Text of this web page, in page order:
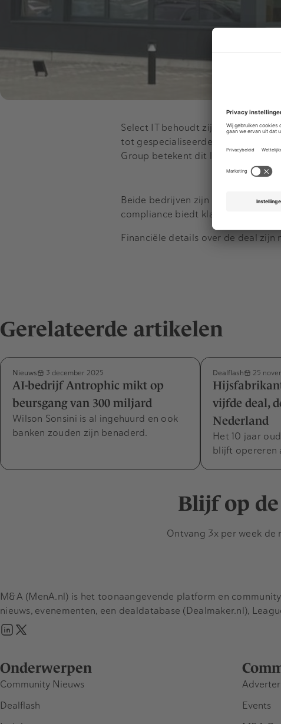
Select IT behoudt zijn naam,
tot gespecialiseerde diensten van
Group betekent dit landelijke
Beide bedrijven zijn ISO 27001 en
compliance biedt klanten zekerheid
Financiële details over de deal zijn
Gerelateerde artikelen
Nieuws 3 december 2025
AI-bedrijf Antrophic mikt op
beursgang van 300 miljard
Wilson Sonsini is al ingehuurd en ook
banken zouden zijn benaderd.
Dealflash 25
vijfde deal,
Nederland
Het 10 jaar
blijft opereren
Blijf op
Ontvang 3x per week de
Onderwerpen
Community Nieuws
Dealflash
Events
M&A (MenA.nl) is het toonaangevende platform en
nieuws, evenementen, een dealdatabase (Dealmaker.nl),